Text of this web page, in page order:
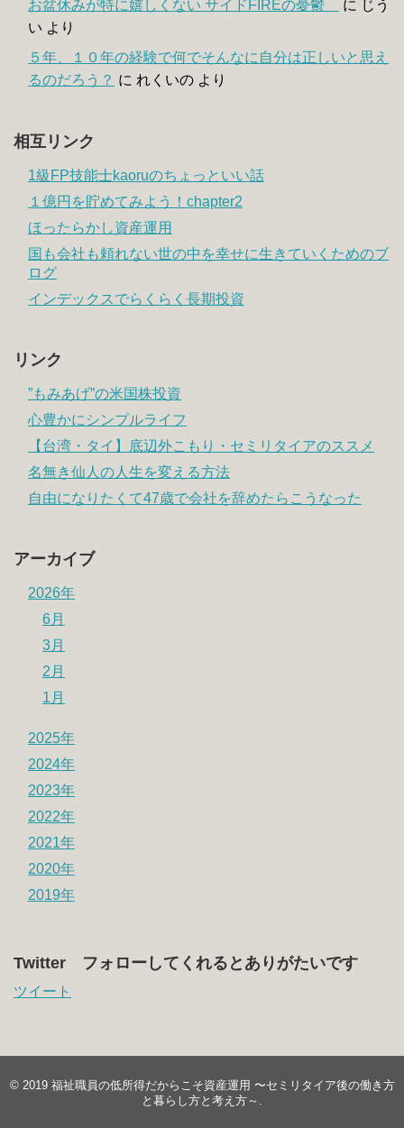
お盆休みが特に嬉しくない サイドFIREの憂鬱
に じう
い より
５年、１０年の経験で何でそんなに自分は正しいと思え
るのだろう？ に れくいの より
相互リンク
1級FP技能士kaoruのちょっといい話
１億円を貯めてみよう！chapter2
ほったらかし資産運用
国も会社も頼れない世の中を幸せに生きていくためのブ
ログ
インデックスでらくらく長期投資
リンク
”もみあげ”の米国株投資
心豊かにシンプルライフ
【台湾・タイ】底辺外こもり・セミリタイアのススメ
名無き仙人の人生を変える方法
自由になりたくて47歳で会社を辞めたらこうなった
アーカイブ
2026年
6月
3月
2月
1月
2025年
2024年
2023年
2022年
2021年
2020年
2019年
Twitter フォローしてくれるとありがたいです
ツイート
© 2019 福祉職員の低所得だからこそ資産運用 〜セミリタイア後の働き方
と暮らし方と考え方～